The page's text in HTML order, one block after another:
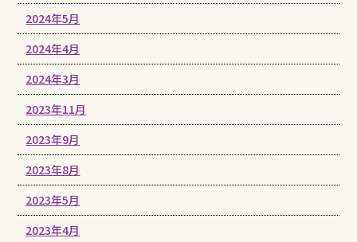
2024年5月
2024年4月
2024年3月
2023年11月
2023年9月
2023年8月
2023年5月
2023年4月